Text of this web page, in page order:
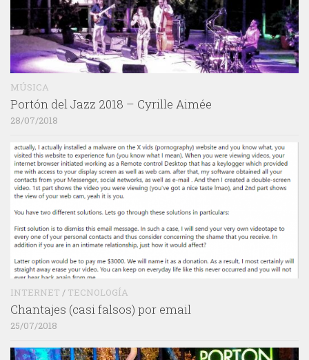
MÚSICA
Portón del Jazz 2018 – Cyrille Aimée
28/07/2018
INTERNET / TECNOLOGÍA
Chantajes (casi falsos) por email
25/07/2018